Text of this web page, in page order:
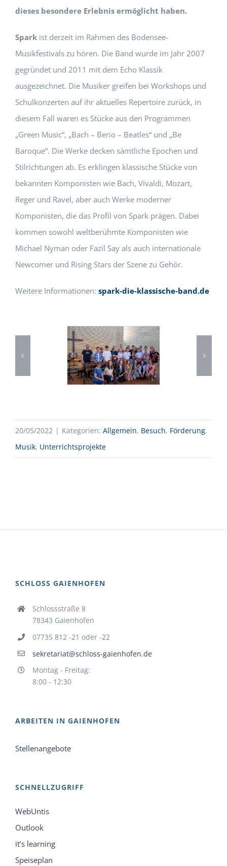
dieses besondere Erlebnis ermöglicht haben.
Sparkist derzeit im Rahmen des Bodensee-
Musikfestivals zu hören. Die Band wurde im Jahr 2007
gegründet und 2011 mit dem Echo Klassik
ausgezeichnet. Die Musiker greifen bei Workshops und
Schulkonzerten auf ihr aktuelles Repertoire zurück, in
diesem Fall waren es Stücke aus den Programmen
„Green Music“, „Bach – Berio – Beatles“ und „Be
Baroque“. Die Werke decken sämtliche Epochen und
Stilrichtungen ab. Es erklingen klassische Stücke von
bekannten Komponisten wie Bach, Vivaldi, Mozart,
Reger und Ravel, aber auch Werke moderner
Komponisten, die das Profil von Spark prägen. Dabei
kommen sowohl weltberühmte Komponisten wie
Michael Nyman oder Fazil Say als auch internationale
Newcomer und Rising Stars der Szene zu Gehör.
Weitere Informationen: spark-die-klassische-band.de
20/05/2022 | Kategorien: Allgemein, Besuch, Förderung,
Musik, Unterrichtsprojekte
SCHLOSS GAIENHOFEN
Schlossstraße 8
78343 Gaienhofen
07735 812 -21 oder -22
sekretariat@schloss-gaienhofen.de
Montag - Freitag:
8:00 - 12:30
ARBEITEN IN GAIENHOFEN
Stellenangebote
SCHNELLZUGRIFF
WebUntis
Outlook
it’s learning
Speiseplan